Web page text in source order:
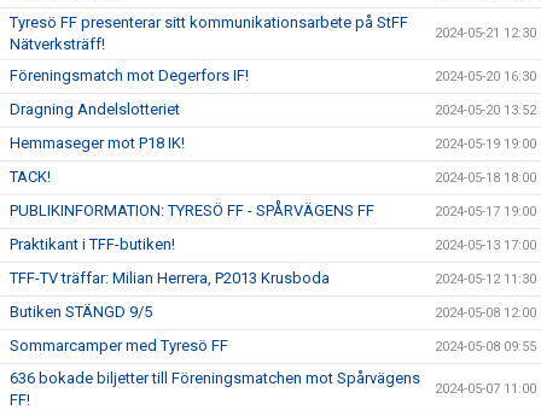
Tyresö FF presenterar sitt kommunikationsarbete på StFF
Nätverksträff!
2024-05-21 12:30
Föreningsmatch mot Degerfors IF! 2024-05-20 16:30
Dragning Andelslotteriet 2024-05-20 13:52
Hemmaseger mot P18 IK! 2024-05-19 19:00
TACK! 2024-05-18 18:00
PUBLIKINFORMATION: TYRESÖ FF - SPÅRVÄGENS FF 2024-05-17 19:00
Praktikant i TFF-butiken! 2024-05-13 17:00
TFF-TV träffar: Milian Herrera, P2013 Krusboda 2024-05-12 11:30
Butiken STÄNGD 9/5 2024-05-08 12:00
Sommarcamper med Tyresö FF 2024-05-08 09:55
636 bokade biljetter till Föreningsmatchen mot Spårvägens
FF!
2024-05-07 11:00